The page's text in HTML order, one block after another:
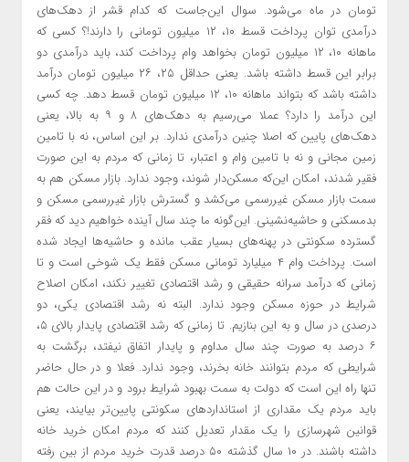
تومان در ماه می‌شود. سوال این‌جاست که کدام قشر از دهک‌های
درآمدی توان پرداخت قسط ۱۰، ۱۲ میلیون تومانی را دارند!؟ کسی که
ماهانه ۱۰، ۱۲ میلیون تومان بخواهد وام پرداخت کند، باید درآمدی دو
برابر این قسط داشته باشد. یعنی حداقل ۲۵، ۲۶ میلیون تومان درآمد
داشته باشد که بتواند ماهانه ۱۰، ۱۲ میلیون تومان قسط دهد. چه کسی
این درآمد را دارد؟ عملا می‌رسیم به دهک‌های ۸ و ۹ به بالا، یعنی
دهک‌های پایین که اصلا چنین درآمدی ندارد. بر این اساس، نه با تامین
زمین مجانی و نه با تامین وام و اعتبار، تا زمانی که مردم به این صورت
فقیر شدند، امکان این‌که مسکن‌دار شوند، وجود ندارد. بازار مسکن هم به
سمت بازار مسکن غیررسمی می‌کشد و گسترش بازار غیررسمی مسکن و
بدمسکنی و حاشیه‌نشینی. این‌گونه ما چند سال آینده خواهیم دید که فقر
گسترده سکونتی در پهنه‌های بسیار عقب مانده و حاشیه‌ها ایجاد شده
است. پرداخت وام ۴ میلیارد تومانی مسکن فقط یک شوخی است و تا
زمانی که درآمد سرانه حقیقی و رشد اقتصادی تغییر نکند، امکان اصلاح
شرایط در حوزه مسکن وجود ندارد. البته نه رشد اقتصادی یکی، دو
درصدی در سال و به این بنازیم. تا زمانی که رشد اقتصادی پایدار بالای ۵،
۶ درصد به صورت چند سال مداوم و پایدار اتفاق نیفتد، برگشت به
شرایطی که مردم بتوانند خانه بخرند، وجود ندارد. فعلا و در حال حاضر
تنها راه این است که دولت به سمت بهبود شرایط برود و در این حالت هم
باید مردم یک مقداری از استانداردهای سکونتی پایین‌تر بیایند، یعنی
قوانین شهرسازی را یک مقدار تعدیل کنند که مردم امکان خرید خانه
داشته باشند. در ۱۰ سال گذشته ۵۰ درصد قدرت خرید مردم از بین رفته